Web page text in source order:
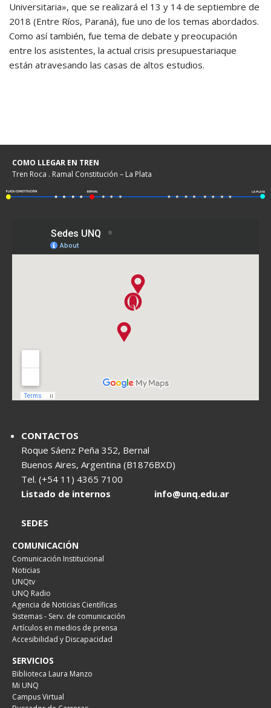
Universitaria», que se realizará el 13 y 14 de septiembre de
2018 (Entre Ríos, Paraná), fue uno de los temas abordados.
Como así también, fue tema de debate y preocupación
entre los asistentes, la actual crisis presupuestariaque
están atravesando las casas de altos estudios.
COMO LLEGAR EN TREN
Tren Roca . Ramal Constitución – La Plata
CONTACTOS
Roque Sáenz Peña 352, Bernal
Buenos Aires, Argentina (B1876BXD)
Tel. (+54 11) 4365 7100
Listado de internos
info@unq.edu.ar
SEDES
COMUNICACIÓN
Comunicación Institucional
Noticias
UNQtv
UNQ Radio
Agencia de Noticias Científicas
Sistemas - Serv. de comunicación
Artículos en medios de prensa
Accesibilidad y Discapacidad
SERVICIOS
Biblioteca Laura Manzo
Mi UNQ
Campus Virtual